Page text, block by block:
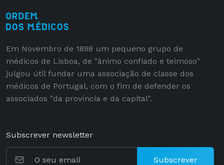
Em Novembro de 1898 um pequeno grupo de
médicos de Lisboa, de "ânimo confiado e teimoso"
julgou útil fundar uma associação de classe dos
médicos de Portugal, com o fim de defender os
associados "da província e da capital".
Subscrever newsletter
Subscrever